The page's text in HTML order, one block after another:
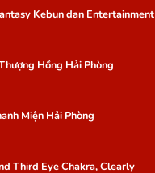
Kebun dan Entertainment
Hồng Hải Phòng
Miện Hải Phòng
Third Eye Chakra, Clearly